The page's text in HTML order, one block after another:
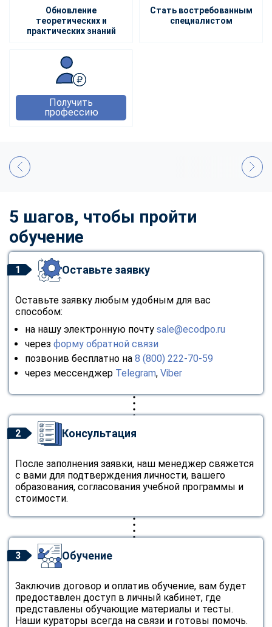
Обновление
теоретических и
практических знаний
Стать востребованным
специалистом
Получить
профессию
5 шагов, чтобы пройти
обучение
1 Оставьте заявку
Оставьте заявку любым удобным для вас
способом:
на нашу электронную почту sale@ecodpo.ru
через форму обратной связи
позвонив бесплатно на 8 (800) 222-70-59
через мессенджер Telegram, Viber
2 Консультация
После заполнения заявки, наш менеджер свяжется
с вами для подтверждения личности, вашего
образования, согласования учебной программы и
стоимости.
3 Обучение
Заключив договор и оплатив обучение, вам будет
предоставлен доступ в личный кабинет, где
представлены обучающие материалы и тесты.
Наши кураторы всегда на связи и готовы помочь.